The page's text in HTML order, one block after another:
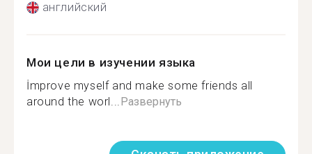
английский
Мои цели в изучении языка
İmprove myself and make some friends all
around the worl...Развернуть